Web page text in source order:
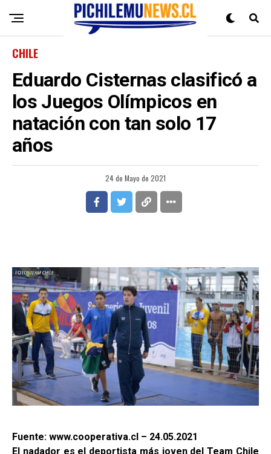
CHILE
Eduardo Cisternas clasificó a
los Juegos Olímpicos en
natación con tan solo 17
años
24 de Mayo de 2021
Fuente: www.cooperativa.cl – 24.05.2021
El nadador es el deportista más joven del Team Chile